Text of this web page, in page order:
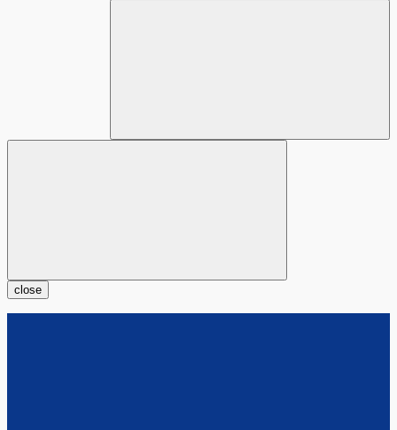
close